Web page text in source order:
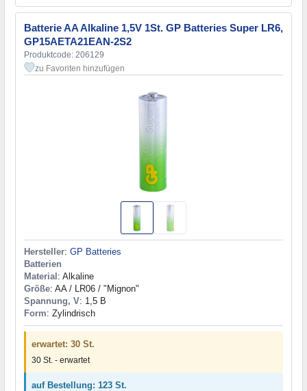
Batterie AA Alkaline 1,5V 1St. GP Batteries Super LR6,
GP15AETA21EAN-2S2
Produktcode: 206129
zu Favoriten hinzufügen
Hersteller: GP Batteries
Batterien
Material: Alkaline
Größe: AA / LR06 / "Mignon"
Spannung, V: 1,5 В
Form: Zylindrisch
erwartet: 30 St.
30 St. - erwartet
auf Bestellung: 123 St.